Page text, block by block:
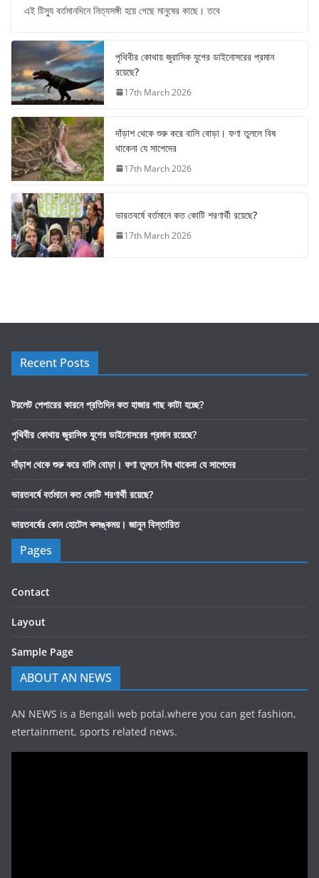
এই টিস্যু বর্তমানদিনে নিত্যসঙ্গী হয়ে গেছে মানুষের কাছে। তবে
পৃথিবীর কোথায় জুরাসিক যুগের ডাইনোসরের প্রমান
রয়েছে?
17th March 2026
দাঁড়াশ থেকে শুরু করে বালি বোড়া। ফণা তুললে বিষ
থাকেনা যে সাপেদের
17th March 2026
ভারতবর্ষে বর্তমানে কত কোটি শরণার্থী রয়েছে?
17th March 2026
Recent Posts
টয়লেট পেপারের কারনে প্রতিদিন কত হাজার গাছ কাটা হচ্ছে?
পৃথিবীর কোথায় জুরাসিক যুগের ডাইনোসরের প্রমান রয়েছে?
দাঁড়াশ থেকে শুরু করে বালি বোড়া। ফণা তুললে বিষ থাকেনা যে সাপেদের
ভারতবর্ষে বর্তমানে কত কোটি শরণার্থী রয়েছে?
ভারতবর্ষের কোন হোটেল কলঙ্কময়। জানুন বিস্তারিত
Pages
Contact
Layout
Sample Page
ABOUT AN NEWS
AN NEWS is a Bengali web potal.where you can get fashion,
etertainment, sports related news.